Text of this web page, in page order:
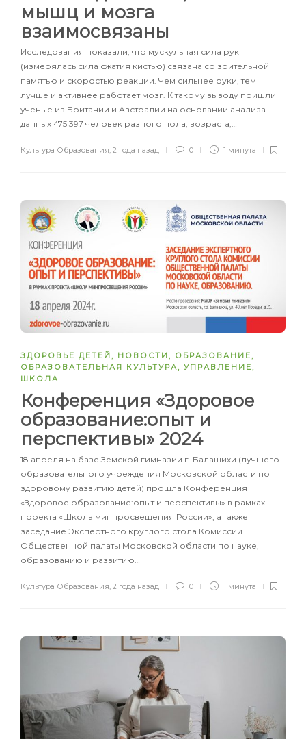
мышц и мозга
взаимосвязаны
Исследования показали, что мускульная сила рук
(измерялась сила сжатия кистью) связана со зрительной
памятью и скоростью реакции. Чем сильнее руки, тем
лучше и активнее работает мозг. К такому выводу пришли
ученые из Британии и Австралии на основании анализа
данных 475 397 человек разного пола, возраста,…
Культура Образования 2 года назад 0 1 минута
ЗДОРОВЬЕ ДЕТЕЙ, НОВОСТИ, ОБРАЗОВАНИЕ,
ОБРАЗОВАТЕЛЬНАЯ КУЛЬТУРА, УПРАВЛЕНИЕ,
ШКОЛА
Конференция «Здоровое
образование:опыт и
перспективы» 2024
18 апреля на базе Земской гимназии г. Балашихи (лучшего
образовательного учреждения Московской области по
здоровому развитию детей) прошла Конференция
«Здоровое образование:опыт и перспективы» в рамках
проекта «Школа минпросвещения России», а также
заседание Экспертного круглого стола Комиссии
Общественной палаты Московской области по науке,
образованию и развитию…
Культура Образования, 2 года назад 0 1 минута